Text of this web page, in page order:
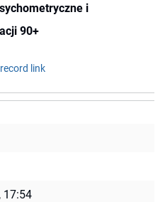
i
90+
link
17:54